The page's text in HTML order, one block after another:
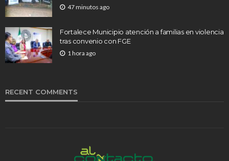
47 minutos ago
Fortalece Municipio atención a familias en violencia
tras convenio con FGE
1 hora ago
RECENT COMMENTS